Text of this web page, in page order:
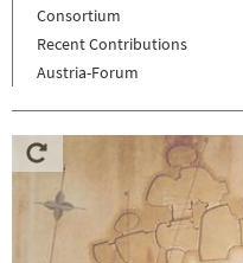
Consortium
Recent Contributions
Austria-Forum